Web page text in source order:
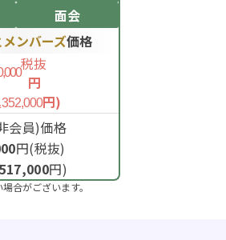
面会
ンバーズ価格
税抜
円
352,000円)
会員)価格
円(税抜)
517,000円)
合がございます。